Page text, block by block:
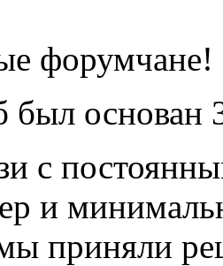
форумчане!
основан
с
и
приняли